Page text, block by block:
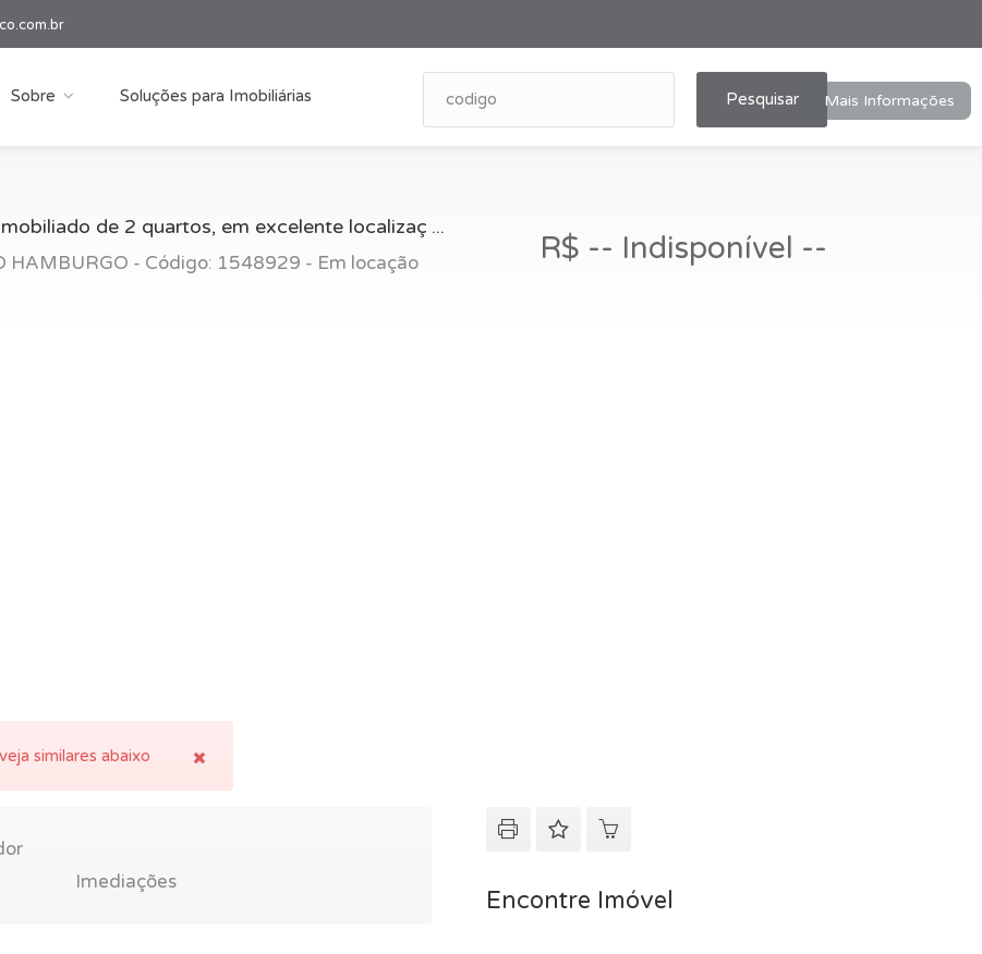
Sobre Soluções para Imobiliárias Pesquisar
de 2 quartos, em excelente localizaç ...
HAMBURGO - Código: 1548929 - Em locação R$ -- Indisponível --
similares abaixo
Imediações
Encontre Imóvel
Mais Informações